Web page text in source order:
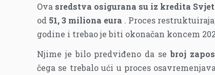
Ova sredstva osigurana su iz kredita
od 51, 3 miliona eura . Proces
godine i trebao je biti okonačan koncem
Njime je bilo predviđeno da se broj
čega se trebalo ući u proces